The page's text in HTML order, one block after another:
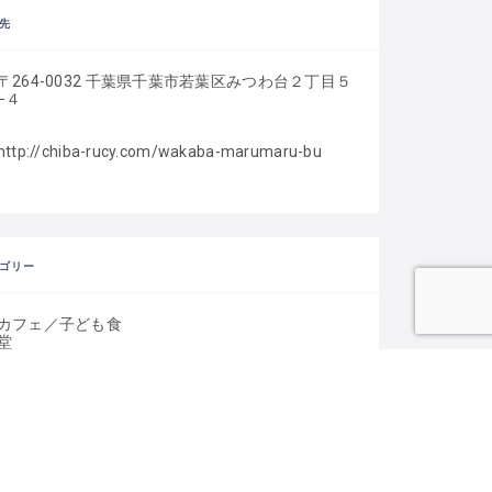
264-0032 千葉県千葉市若葉区みつわ台２丁目５
４
chiba-rucy.com/wakaba-marumaru-bu
リー
フェ／子ども食